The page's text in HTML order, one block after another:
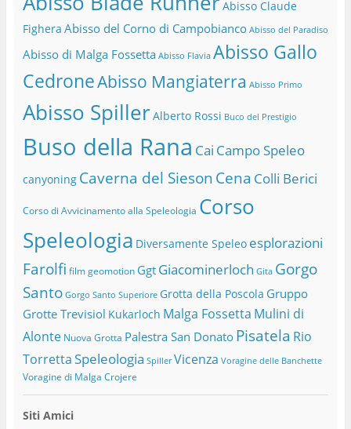
Abisso Claude
Fighera Abisso del Corno di Campobianco Abisso del Paradiso
Abisso di Malga Fossetta Abisso Flavia Abisso Gallo
CedroneAbisso Mangiaterra Abisso Primo
Abisso SpillerAlberto Rossi Buco del Prestigio
Buso della Rana Cai Campo Speleo
canyoning Caverna del Sieson Cena Colli Berici
Corso di Avvicinamento alla Speleologia Corso
Speleologia Diversamente Speleo esplorazioni
Farolfi film geomotion Ggt Giacominerloch Gita Gorgo
Santo Gorgo Santo Superiore Grotta della Poscola Gruppo
Grotte Trevisiol Kukarloch Malga Fossetta Mulini di
Alonte Nuova Grotta Palestra San Donato Pisatela Rio
TorrettaSpeleologia Spiller Vicenza Voragine delle Banchette
Voragine di Malga Crojere
Siti Amici